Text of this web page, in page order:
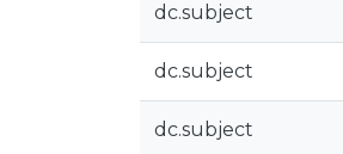
dc.subject
dc.subject
dc.subject